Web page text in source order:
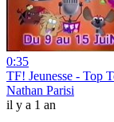
0:35
TF! Jeunesse - Top
Nathan Parisi
il y a 1 an